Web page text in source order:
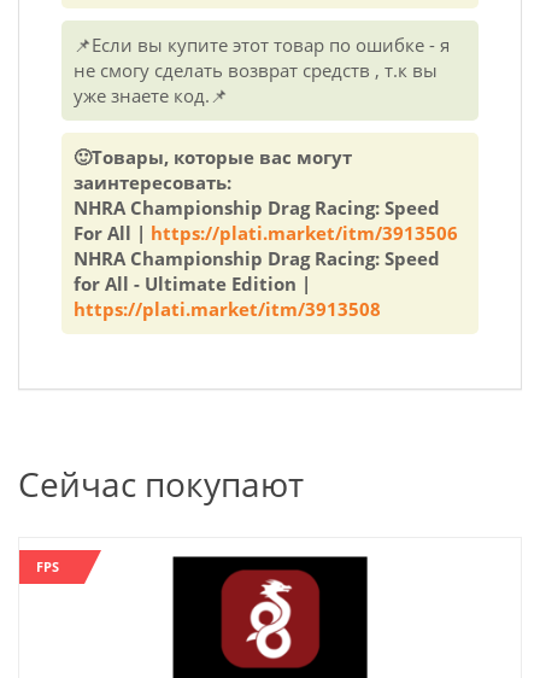
📌Если вы купите этот товар по ошибке - я
не смогу сделать возврат средств , т.к вы
уже знаете код.📌
🙂Товары, которые вас могут
заинтересовать:
NHRA Championship Drag Racing: Speed
For All | https://plati.market/itm/3913506
NHRA Championship Drag Racing: Speed
for All - Ultimate Edition |
https://plati.market/itm/3913508
Сейчас покупают
FPS